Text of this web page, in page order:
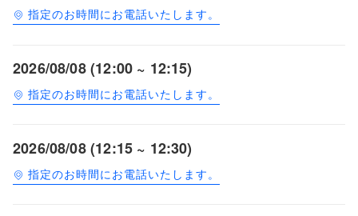
指定のお時間にお電話いたします。
2026/08/08 (12:00 ~ 12:15)
指定のお時間にお電話いたします。
2026/08/08 (12:15 ~ 12:30)
指定のお時間にお電話いたします。